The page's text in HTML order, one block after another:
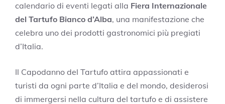
calendario di eventi legati alla Fiera Internazionale
del Tartufo Bianco d’Alba, una manifestazione che
celebra uno dei prodotti gastronomici più pregiati
d’Italia.
Il Capodanno del Tartufo attira appassionati e
turisti da ogni parte d’Italia e del mondo, desiderosi
di immergersi nella cultura del tartufo e di assistere